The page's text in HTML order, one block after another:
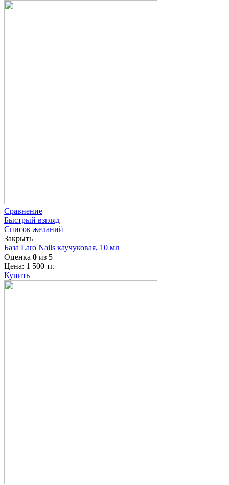
Сравнение
Быстрый взгляд
Список желаний
Закрыть
База Laro Nails каучуковая, 10 мл
Оценка 0 из 5
Цена: 1 500 тг.
Купить